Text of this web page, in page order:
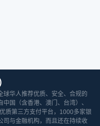
球华人推荐优质、安全、合规的
中国（含香港、澳门、台湾）、
质第三方支付平台，1000多家银
司与金融机构，而且还在持续收